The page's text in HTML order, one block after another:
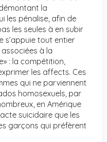
la
les pénalise, afin de
les seules à en subir
s’appuie tout entier
à la
: la compétition,
les affects. Ces
qui ne parviennent
homosexuels, par
en Amérique
suicidaire que les
garçons qui préfèrent